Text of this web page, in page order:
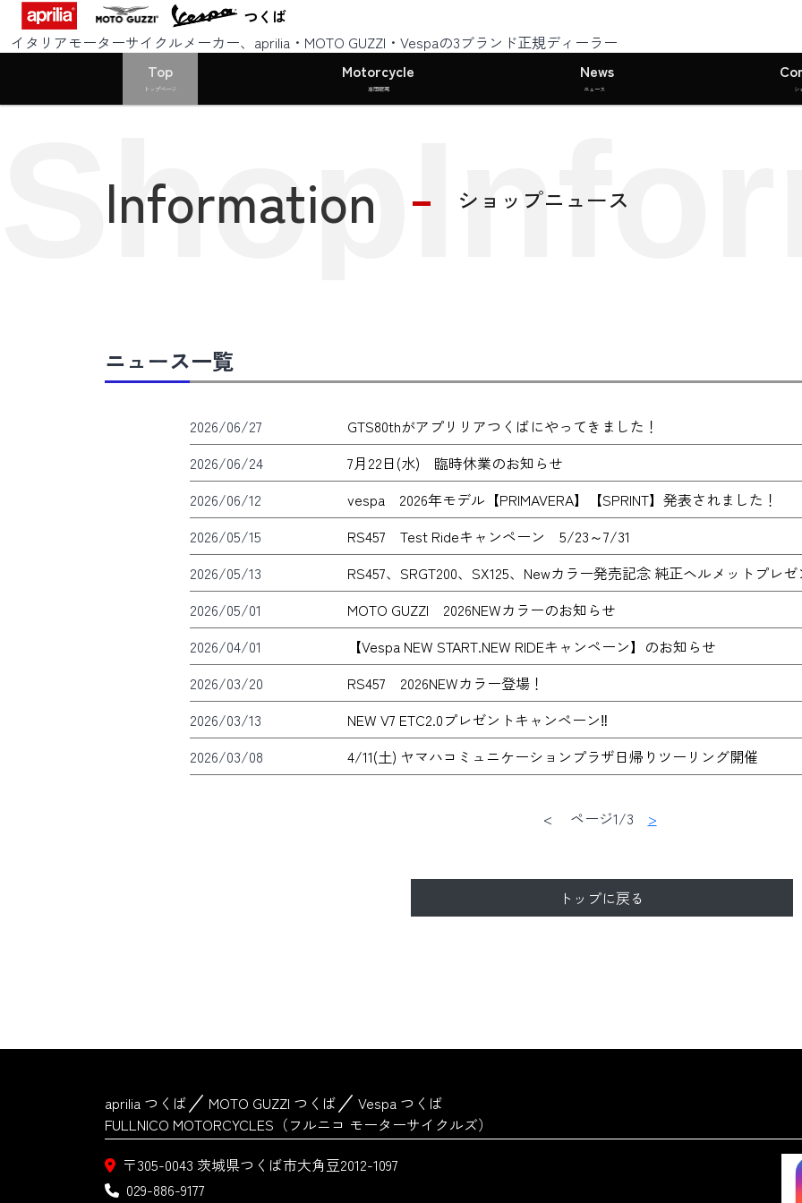
つくば
イタリアモーターサイクルメーカー、aprilia・MOTO GUZZI・Vespaの3ブランド正規ディーラー
Top
トップページ
Motorcycle
車両販売
News
ニュース シ
Information ショップニュース
ニュース一覧
2026/06/27
GTS80thがアプリリアつくばにやってきました！
2026/06/24
7月22日(水) 臨時休業のお知らせ
2026/06/12
vespa 2026年モデル【PRIMAVERA】【SPRINT】発表されました！
2026/05/15
RS457 Test Rideキャンペーン 5/23～7/31
2026/05/13
RS457、SRGT200、SX125、Newカラー発売記念 純正ヘルメットプレ
2026/05/01
MOTO GUZZI 2026NEWカラーのお知らせ
2026/04/01
【Vespa NEW START.NEW RIDEキャンペーン】のお知らせ
2026/03/20
RS457 2026NEWカラー登場！
2026/03/13
NEW V7 ETC2.0プレゼントキャンペーン‼
2026/03/08
4/11(土) ヤマハコミュニケーションプラザ日帰りツーリング開催
< ページ1/3 >
トップに戻る
aprilia つくば MOTO GUZZI つくば
Vespa つくば
FULLNICO MOTORCYCLES（フルニコ モーターサイクルズ）
〒305-0043 茨城県つくば市大角豆2012-1097
029-886-9177